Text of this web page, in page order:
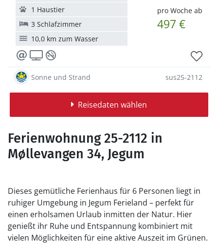
pro Woche ab
497 €
1 Haustier
3 Schlafzimmer
10,0 km zum Wasser
Sonne und Strand sus25-2112
Reisedaten wählen
Ferienwohnung 25-2112 in
Møllevangen 34, Jegum
Dieses gemütliche Ferienhaus für 6 Personen liegt in
ruhiger Umgebung in Jegum Ferieland – perfekt für
einen erholsamen Urlaub inmitten der Natur. Hier
genießt ihr Ruhe und Entspannung kombiniert mit
vielen Möglichkeiten für eine aktive Auszeit im Grünen.